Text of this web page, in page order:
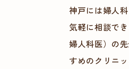
神戸には婦人
気軽に相談で
婦人科医）の
すめのクリニ